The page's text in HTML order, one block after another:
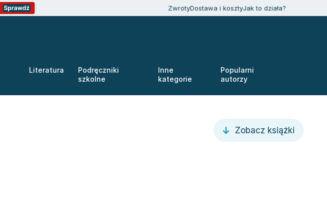
ZwrotyDostawa i kosztyJak to działa?
Literatura
Podręczniki
szkolne
Inne
kategorie
Popularni
autorzy
Zobacz książki